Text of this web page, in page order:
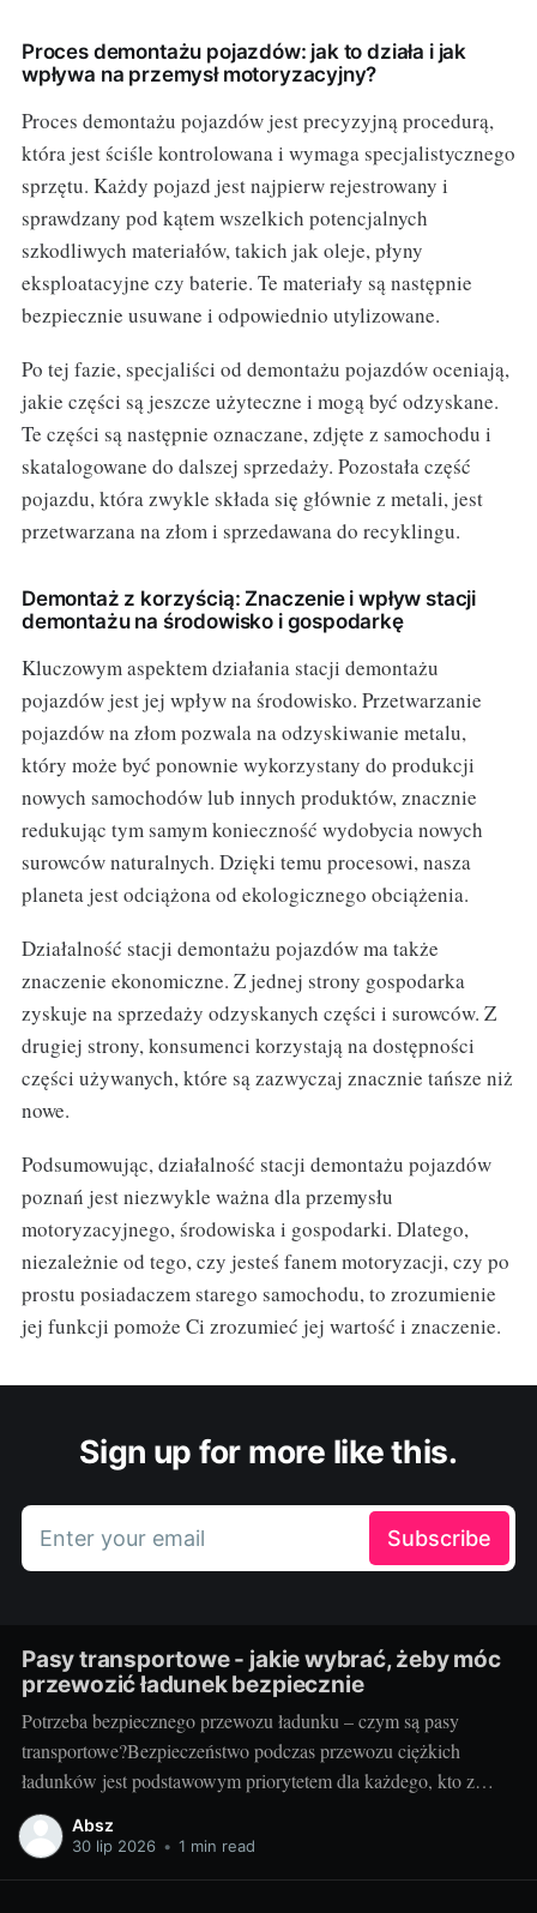
Proces demontażu pojazdów: jak to działa i jak
wpływa na przemysł motoryzacyjny?
Proces demontażu pojazdów jest precyzyjną procedurą,
która jest ściśle kontrolowana i wymaga specjalistycznego
sprzętu. Każdy pojazd jest najpierw rejestrowany i
sprawdzany pod kątem wszelkich potencjalnych
szkodliwych materiałów, takich jak oleje, płyny
eksploatacyjne czy baterie. Te materiały są następnie
bezpiecznie usuwane i odpowiednio utylizowane.
Po tej fazie, specjaliści od demontażu pojazdów oceniają,
jakie części są jeszcze użyteczne i mogą być odzyskane.
Te części są następnie oznaczane, zdjęte z samochodu i
skatalogowane do dalszej sprzedaży. Pozostała część
pojazdu, która zwykle składa się głównie z metali, jest
przetwarzana na złom i sprzedawana do recyklingu.
Demontaż z korzyścią: Znaczenie i wpływ stacji
demontażu na środowisko i gospodarkę
Kluczowym aspektem działania stacji demontażu
pojazdów jest jej wpływ na środowisko. Przetwarzanie
pojazdów na złom pozwala na odzyskiwanie metalu,
który może być ponownie wykorzystany do produkcji
nowych samochodów lub innych produktów, znacznie
redukując tym samym konieczność wydobycia nowych
surowców naturalnych. Dzięki temu procesowi, nasza
planeta jest odciążona od ekologicznego obciążenia.
Działalność stacji demontażu pojazdów ma także
znaczenie ekonomiczne. Z jednej strony gospodarka
zyskuje na sprzedaży odzyskanych części i surowców. Z
drugiej strony, konsumenci korzystają na dostępności
części używanych, które są zazwyczaj znacznie tańsze niż
nowe.
Podsumowując, działalność stacji demontażu pojazdów
poznań jest niezwykle ważna dla przemysłu
motoryzacyjnego, środowiska i gospodarki. Dlatego,
niezależnie od tego, czy jesteś fanem motoryzacji, czy po
prostu posiadaczem starego samochodu, to zrozumienie
jej funkcji pomoże Ci zrozumieć jej wartość i znaczenie.
Sign up for more like this.
Enter your email Subscribe
Pasy transportowe - jakie wybrać, żeby móc
przewozić ładunek bezpiecznie
Potrzeba bezpiecznego przewozu ładunku – czym są pasy
transportowe?Bezpieczeństwo podczas przewozu ciężkich
ładunków jest podstawowym priorytetem dla każdego, kto z
powodzeniem chce prowadzić biznes w branży transportowej.
Aby zapewnić stabilność mocowania oraz uniknąć potencjalnie
Absz
30 lip 2026 • 1 min read